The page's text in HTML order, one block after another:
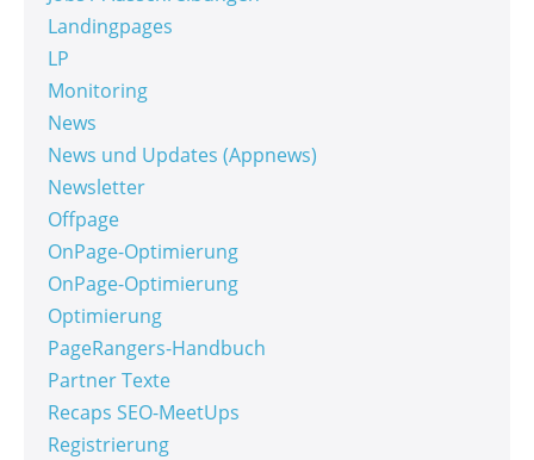
Landingpages
LP
Monitoring
News
News und Updates (Appnews)
Newsletter
Offpage
OnPage-Optimierung
OnPage-Optimierung
Optimierung
PageRangers-Handbuch
Partner Texte
Recaps SEO-MeetUps
Registrierung